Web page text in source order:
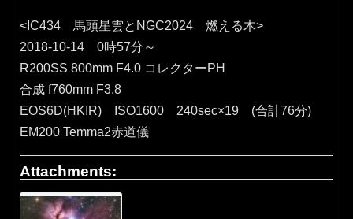
<IC434 馬頭星雲とNGC2024 燃える木>
2018-10-14 0時57分～
R200SS 800mm F4.0 コレクターPH
合成 f760mm F3.8
EOS6D(HKIR) ISO1600 240sec×19 (合計76分)
EM200 Temma2赤道儀
Attachments: